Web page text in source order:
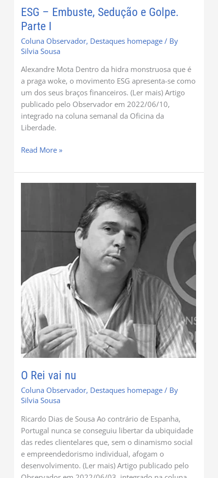
ESG – Embuste, Sedução e Golpe.
Parte I
Coluna Observador, Destaques homepage / By
Silvia Sousa
Alexandre Mota Dentro da hidra monstruosa que é
a praga woke, o movimento ESG apresenta-se como
um dos seus braços financeiros. (Ler mais) Artigo
publicado pelo Observador em 2022/06/10,
integrado na coluna semanal da Oficina da
Liberdade.
Read More »
O Rei vai nu
Coluna Observador, Destaques homepage / By
Silvia Sousa
Ricardo Dias de Sousa Ao contrário de Espanha,
Portugal nunca se conseguiu libertar da ubiquidade
das redes clientelares que, sem o dinamismo social
e empreendedorismo individual, afogam o
desenvolvimento. (Ler mais) Artigo publicado pelo